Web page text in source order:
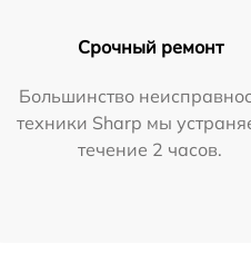
Срочный ремонт
Большинство
техники Sharp мы
течение 2 часов.